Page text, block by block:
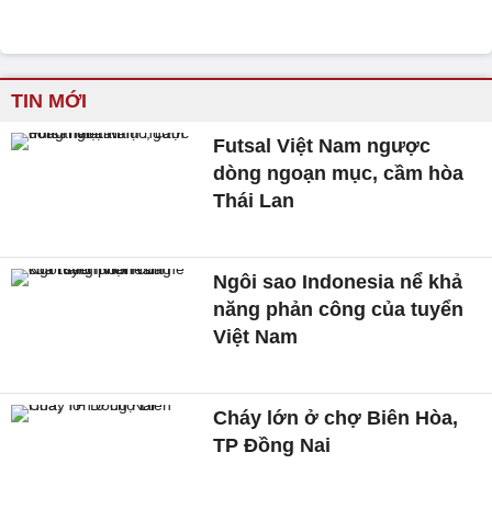
TIN MỚI
Futsal Việt Nam ngược
dòng ngoạn mục, cầm hòa
Thái Lan
Ngôi sao Indonesia nể khả
năng phản công của tuyển
Việt Nam
Cháy lớn ở chợ Biên Hòa,
TP Đồng Nai